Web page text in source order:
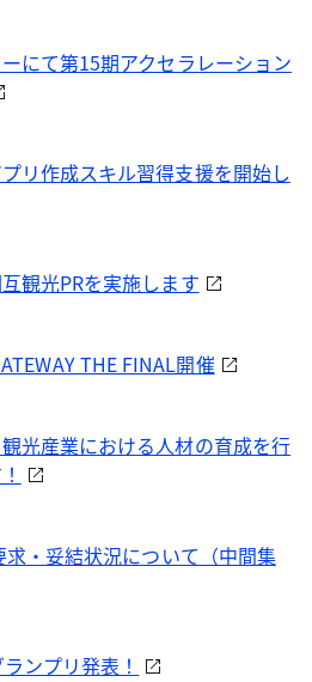
にて第15期アクセラレーション
リ作成スキル習得支援を開始し
観光PRを実施します
THE FINAL開催
光産業における人材の育成を行
・妥結状況について（中間集
ンプリ発表！